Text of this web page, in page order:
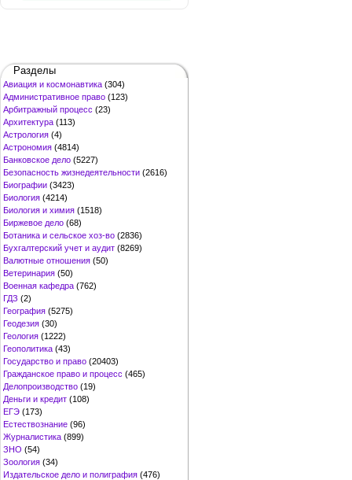
Разделы
Авиация и космонавтика (304)
Административное право (123)
Арбитражный процесс (23)
Архитектура (113)
Астрология (4)
Астрономия (4814)
Банковское дело (5227)
Безопасность жизнедеятельности (2616)
Биографии (3423)
Биология (4214)
Биология и химия (1518)
Биржевое дело (68)
Ботаника и сельское хоз-во (2836)
Бухгалтерский учет и аудит (8269)
Валютные отношения (50)
Ветеринария (50)
Военная кафедра (762)
ГДЗ (2)
География (5275)
Геодезия (30)
Геология (1222)
Геополитика (43)
Государство и право (20403)
Гражданское право и процесс (465)
Делопроизводство (19)
Деньги и кредит (108)
ЕГЭ (173)
Естествознание (96)
Журналистика (899)
ЗНО (54)
Зоология (34)
Издательское дело и полиграфия (476)